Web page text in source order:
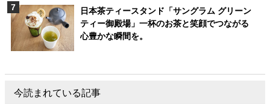
日本茶ティースタンド「サングラム グリーン
ティー御殿場」一杯のお茶と笑顔でつながる
心豊かな瞬間を。
今読まれている記事